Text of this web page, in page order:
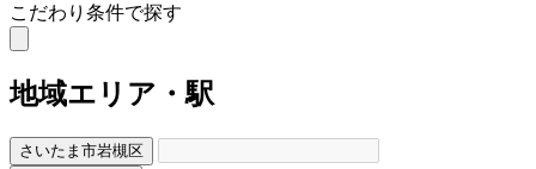
こだわり条件で探す
地域エリア・駅
さいたま市岩槻区